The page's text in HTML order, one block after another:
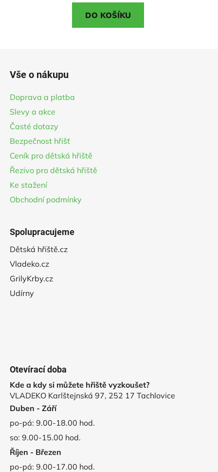
5,0
z
DO KOŠÍKU
Vše o nákupu
Doprava a platba
Slevy a akce
Časté dotazy
Bezpečnost hřišť
Ceník pro dětská hřiště
Řezivo pro dětská hřiště
Ke stažení
Obchodní podmínky
Spolupracujeme
Dětská hřiště.cz
Vladeko.cz
GrilyKrby.cz
Udírny
Otevírací doba
Kde a kdy si můžete hřiště vyzkoušet?
VLADEKO Karlštejnská 97, 252 17 Tachlovice
Duben - Září
po-pá: 9.00-18.00 hod.
so: 9.00-15.00 hod.
Říjen - Březen
po-pá: 9.00-17.00 hod.